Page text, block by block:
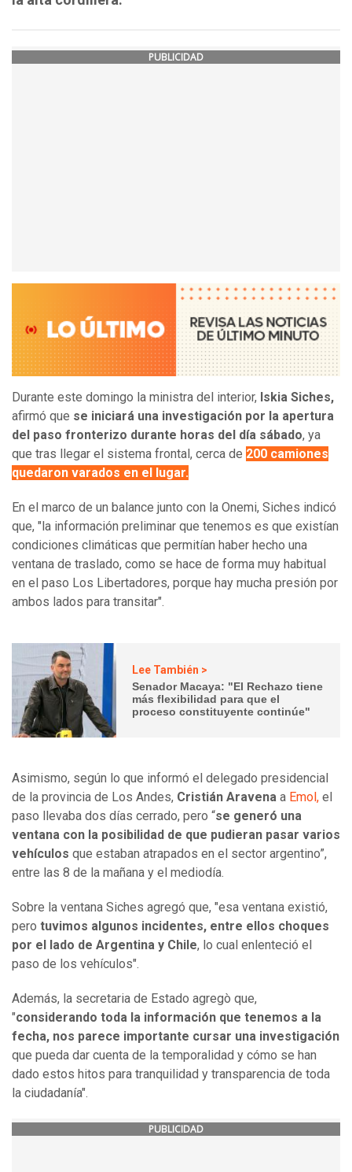
PUBLICIDAD
Durante este domingo la ministra del interior, Iskia Siches,
afirmó que se iniciará una investigación por la apertura
del paso fronterizo durante horas del día sábado, ya
que tras llegar el sistema frontal, cerca de 200 camiones
quedaron varados en el lugar.
En el marco de un balance junto con la Onemi, Siches indicó
que, "la información preliminar que tenemos es que existían
condiciones climáticas que permitían haber hecho una
ventana de traslado, como se hace de forma muy habitual
en el paso Los Libertadores, porque hay mucha presión por
ambos lados para transitar".
Lee También >
Senador Macaya: "El Rechazo tiene
más flexibilidad para que el
proceso constituyente continúe"
Asimismo, según lo que informó el delegado presidencial
de la provincia de Los Andes, Cristián Aravena a Emol, el
paso llevaba dos días cerrado, pero “se generó una
ventana con la posibilidad de que pudieran pasar varios
vehículos que estaban atrapados en el sector argentino”,
entre las 8 de la mañana y el mediodía.
Sobre la ventana Siches agregó que, "esa ventana existió,
pero tuvimos algunos incidentes, entre ellos choques
por el lado de Argentina y Chile, lo cual enlenteció el
paso de los vehículos".
Además, la secretaria de Estado agregò que,
"considerando toda la información que tenemos a la
fecha, nos parece importante cursar una investigación
que pueda dar cuenta de la temporalidad y cómo se han
dado estos hitos para tranquilidad y transparencia de toda
la ciudadanía".
PUBLICIDAD